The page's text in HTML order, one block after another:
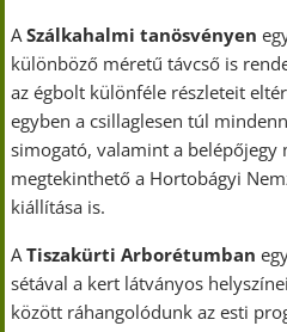
ASzálkahalmi tanösvényen
különböző méretű távcső is
az égbolt különféle részleteit
egyben a csillaglesen túl
simogató, valamint a belépőjegy
megtekinthető a Hortobágyi
kiállítása is.
ATiszakürti Arborétumban
sétával a kert látványos
között ráhangolódunk az esti